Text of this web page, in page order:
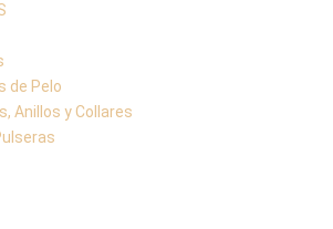
de Pelo
Anillos y Collares